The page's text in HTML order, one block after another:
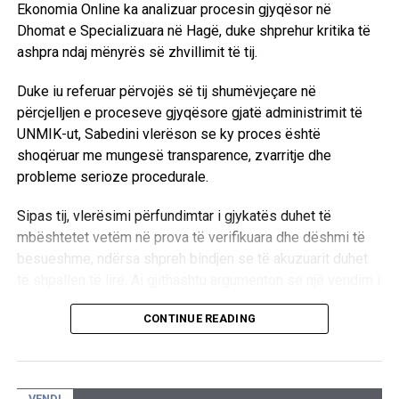
Dronët ukrainas godasin Shën Petersburgun para nisjes
së forumit ekonomik ku pritet të flasë Putini
Ekonomia Online ka analizuar procesin gjyqësor në
Dhomat e Specializuara në Hagë, duke shprehur kritika të
ashpra ndaj mënyrës së zhvillimit të tij.
Duke iu referuar përvojës së tij shumëvjeçare në
përcjelljen e proceseve gjyqësore gjatë administrimit të
UNMIK-ut, Sabedini vlerëson se ky proces është
shoqëruar me mungesë transparence, zvarritje dhe
probleme serioze procedurale.
Sipas tij, vlerësimi përfundimtar i gjykatës duhet të
mbështetet vetëm në prova të verifikuara dhe dëshmi të
besueshme, ndërsa shpreh bindjen se të akuzuarit duhet
tillë, sipas këndvështrimit të tij, do të kishte ndikim të
rëndësishëm në zhvillimet politike dhe institucionale në
CONTINUE READING